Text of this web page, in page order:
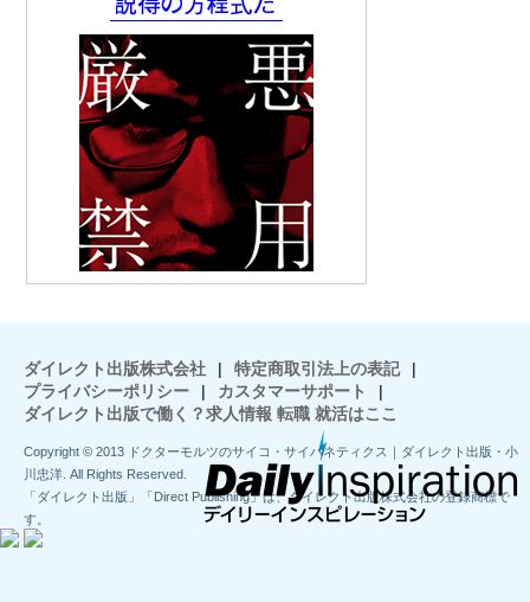
ダイレクト出版株式会社 | 特定商取引法上の表記
|
プライバシーポリシー
| カスタマーサポート
|
ダイレクト出版で働く？求人情報 転職 就活はここ
Copyright © 2013 ドクターモルツのサイコ・サイバネティクス｜ダイレクト出版・小
川忠洋. All Rights Reserved.
「ダイレクト出版」「Direct Publishing」は、ダイレクト出版株式会社の登録商標で
す。